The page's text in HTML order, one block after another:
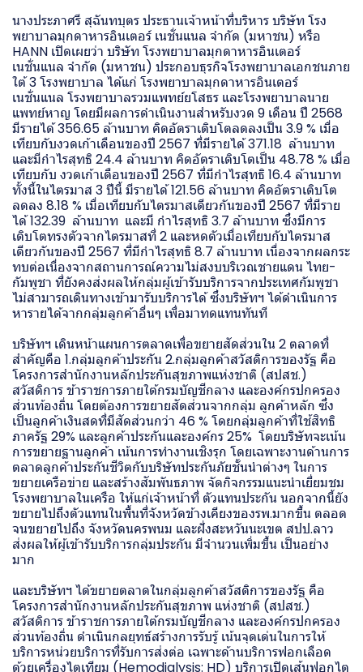
นางประภาศรี สุฉันทบุตร ประธานเจ้าหน้าที่บริหาร บริษัท โรง
พยาบาลมุกดาหารอินเตอร์ เนชั่นแนล จำกัด (มหาชน) หรือ
HANN เปิดเผยว่า บริษัท โรงพยาบาลมุกดาหารอินเตอร์
เนชั่นแนล จำกัด (มหาชน) ประกอบธุรกิจโรงพยาบาลเอกชนภาย
ใต้ 3 โรงพยาบาล ได้แก่ โรงพยาบาลมุกดาหารอินเตอร์
เนชั่นแนล โรงพยาบาลรวมแพทย์ยโสธร และโรงพยาบาลนาย
แพทย์หาญ โดยมีผลการดำเนินงานสำหรับงวด 9 เดือน ปี 2568
มีรายได้ 356.65 ล้านบาท คิดอัตราเติบโตลดลงเป็น 3.9 % เมื่อ
เทียบกับงวดเก้าเดือนของปี 2567 ที่มีรายได้ 371.18 ล้านบาท
และมีกำไรสุทธิ 24.4 ล้านบาท คิดอัตราเติบโตเป็น 48.78 % เมื่อ
เทียบกับ งวดเก้าเดือนของปี 2567 ที่มีกำไรสุทธิ 16.4 ล้านบาท
ทั้งนี้ในไตรมาส 3 ปีนี้ มีรายได้ 121.56 ล้านบาท คิดอัตราเติบโต
ลดลง 8.18 % เมื่อเทียบกับไตรมาสเดียวกันของปี 2567 ที่มีราย
ได้ 132.39 ล้านบาท และมี กำไรสุทธิ 3.7 ล้านบาท ซึ่งมีการ
เติบโตทรงตัวจากไตรมาสที่ 2 และหดตัวเมื่อเทียบกับไตรมาส
เดียวกันของปี 2567 ที่มีกำไรสุทธิ 8.7 ล้านบาท เนื่องจากผลกระ
ทบต่อเนื่องจากสถานการณ์ความไม่สงบบริเวณชายแดน ไทย-
กัมพูชา ที่ยังคงส่งผลให้กลุ่มผู้เข้ารับบริการจากประเทศกัมพูชา
ไม่สามารถเดินทางเข้ามารับบริการได้ ซึ่งบริษัทฯ ได้ดำเนินการ
หารายได้จากกลุ่มลูกค้าอื่นๆ เพื่อมาทดแทนทันที
บริษัทฯ เดินหน้าแผนการตลาดเพื่อขยายสัดส่วนใน 2 ตลาดที่
สำคัญคือ 1.กลุ่มลูกค้าประกัน 2.กลุ่มลูกค้าสวัสดิการของรัฐ คือ
โครงการสำนักงานหลักประกันสุขภาพแห่งชาติ (สปสช.)
สวัสดิการ ข้าราชการภายใต้กรมบัญชีกลาง และองค์กรปกครอง
ส่วนท้องถิ่น โดยต้องการขยายสัดส่วนจากกลุ่ม ลูกค้าหลัก ซึ่ง
เป็นลูกค้าเงินสดที่มีสัดส่วนกว่า 46 % โดยกลุ่มลูกค้าที่ใช้สิทธิ
ภาครัฐ 29% และลูกค้าประกันและองค์กร 25% โดยบริษัทจะเน้น
การขยายฐานลูกค้า เน้นการทำงานเชิงรุก โดยเฉพาะงานด้านการ
ตลาดลูกค้าประกันชีวิตกับบริษัทประกันภัยชั้นนำต่างๆ ในการ
ขยายเครือข่าย และสร้างสัมพันธภาพ จัดกิจกรรมแนะนำเยี่ยมชม
โรงพยาบาลในเครือ ให้แก่เจ้าหน้าที่ ตัวแทนประกัน นอกจากนี้ยัง
ขยายไปถึงตัวแทนในพื้นที่จังหวัดข้างเคียงของรพ.มากขึ้น ตลอด
จนขยายไปถึง จังหวัดนครพนม และฝั่งสะหวันนะเขต สปป.ลาว
ส่งผลให้ผู้เข้ารับบริการกลุ่มประกัน มีจำนวนเพิ่มขึ้น เป็นอย่าง
มาก
และบริษัทฯ ได้ขยายตลาดในกลุ่มลูกค้าสวัสดิการของรัฐ คือ
โครงการสำนักงานหลักประกันสุขภาพ แห่งชาติ (สปสช.)
สวัสดิการ ข้าราชการภายใต้กรมบัญชีกลาง และองค์กรปกครอง
ส่วนท้องถิ่น ดำเนินกลยุทธ์สร้างการรับรู้ เน้นจุดเด่นในการให้
บริการหน่วยบริการที่รับการส่งต่อ เฉพาะด้านบริการฟอกเลือด
ด้วยเครื่องไตเทียม (Hemodialysis: HD) บริการเปิดเส้นฟอกไต